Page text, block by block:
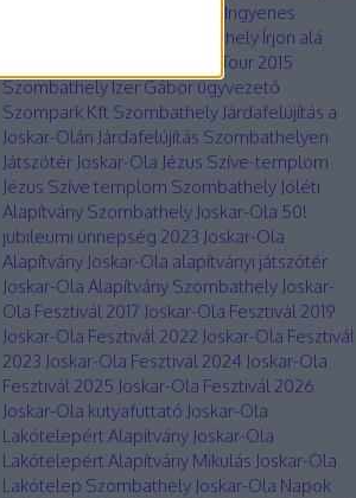
Ingyenes
LEDcsere program Szombathely Írjon alá
Iron Cross Tour 2015
SzombathelyIzer Gábor ügyvezető
Szompark Kft Szombathely Járdafelújítás a
Joskar-Olán Járdafelújítás Szombathelyen
Játszótér Joskar-Ola Jézus Szíve-templom
Jézus Szíve templom Szombathely Jóléti
Alapítvány Szombathely Joskar-Ola 50!
jubileumi ünnepség 2023 Joskar-Ola
Alapítvány Joskar-Ola alapítványi játszótér
Joskar-Ola Alapítvány Szombathely Joskar-
Ola Fesztivál 2017 Joskar-Ola Fesztivál 2019
Joskar-Ola Fesztivál 2022 Joskar-Ola Fesztivál
2023 Joskar-Ola Fesztivál 2024 Joskar-Ola
Fesztivál 2025 Joskar-Ola Fesztivál 2026
Joskar-Ola kutyafuttató Joskar-Ola
Lakótelepért Alapítvány Joskar-Ola
Lakótelepért Alapítvány Mikulás Joskar-Ola
Lakótelep Szombathely Joskar-Ola Napok